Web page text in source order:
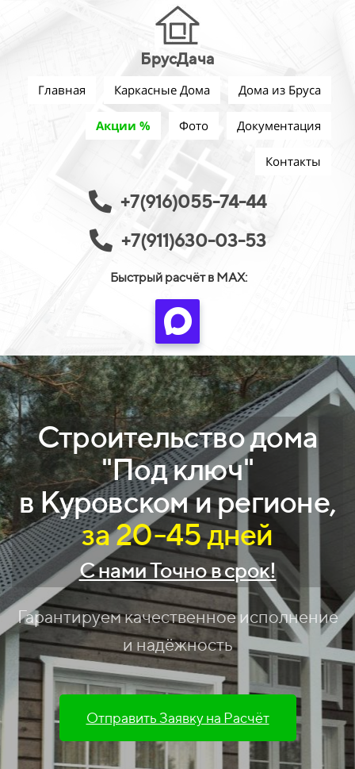
БрусДача
Главная Каркасные Дома Дома из Бруса
Акции % Фото Документация
Контакты
+7(916)055-74-44
+7(911)630-03-53
Быстрый расчёт в MAX:
Строительство дома
"Под ключ"
в Куровском и регионе,
за 20-45 дней
С нами Точно в срок!
Гарантируем качественное исполнение
и надёжность
Отправить Заявку на Расчёт